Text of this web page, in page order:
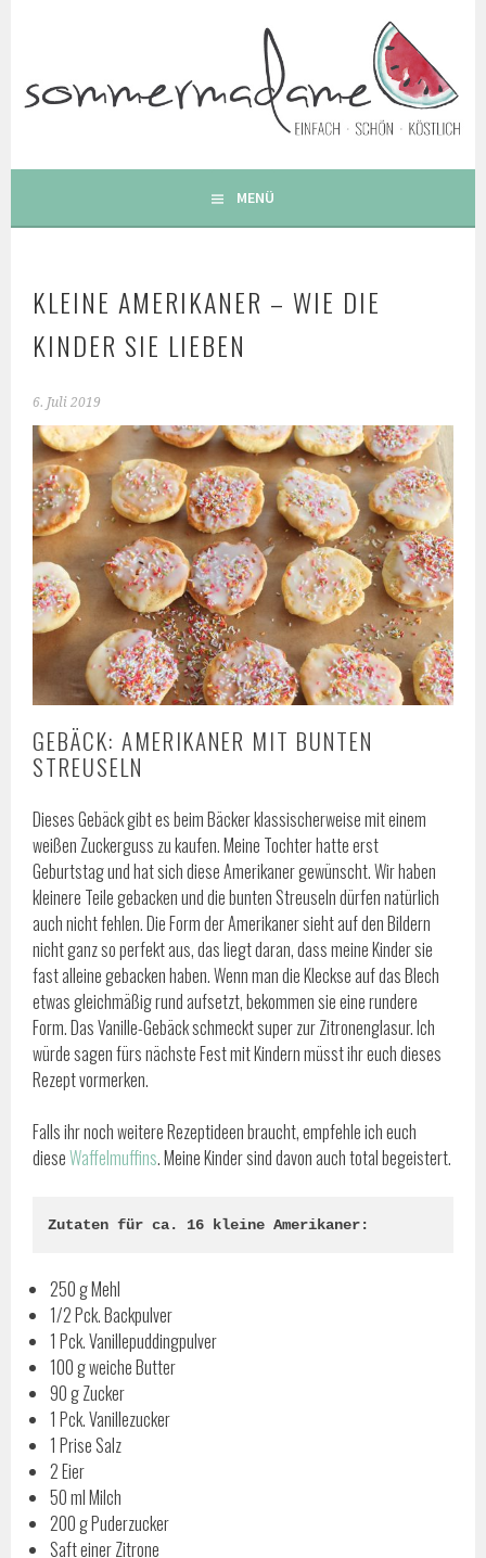
FOODBLOG – GESUNDE LECKERE EINFACHE BUNTE UND
BESONDERE REZEPTE
MENÜ
KLEINE AMERIKANER – WIE DIE
KINDER SIE LIEBEN
6. Juli 2019
GEBÄCK: AMERIKANER MIT BUNTEN
STREUSELN
Dieses Gebäck gibt es beim Bäcker klassischerweise mit einem
weißen Zuckerguss zu kaufen. Meine Tochter hatte erst
Geburtstag und hat sich diese Amerikaner gewünscht. Wir haben
kleinere Teile gebacken und die bunten Streuseln dürfen natürlich
auch nicht fehlen. Die Form der Amerikaner sieht auf den Bildern
nicht ganz so perfekt aus, das liegt daran, dass meine Kinder sie
fast alleine gebacken haben. Wenn man die Kleckse auf das Blech
etwas gleichmäßig rund aufsetzt, bekommen sie eine rundere
Form. Das Vanille-Gebäck schmeckt super zur Zitronenglasur. Ich
würde sagen fürs nächste Fest mit Kindern müsst ihr euch dieses
Rezept vormerken.
Falls ihr noch weitere Rezeptideen braucht, empfehle ich euch
dieseWaffelmuffins. Meine Kinder sind davon auch total begeistert.
Zutaten für ca. 16 kleine Amerikaner:
250 g Mehl
1/2 Pck. Backpulver
1 Pck. Vanillepuddingpulver
100 g weiche Butter
90 g Zucker
1 Pck. Vanillezucker
1 Prise Salz
2 Eier
50 ml Milch
200 g Puderzucker
Saft einer Zitrone